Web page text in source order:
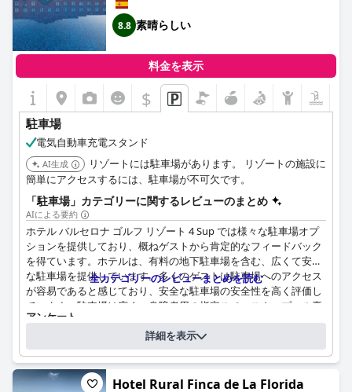
8.8 素晴らしい
料金を表示
$
駐車場
電気自動車充電スタンド
AI生成
リゾートには駐車場があります。 リゾートの施設に
簡単にアクセスするには、駐車場が不可欠です。
「駐車場」カテゴリーに関するレビューのまとめ
AIによる要約
ホテル バルセロナ ゴルフ リゾート 4 Sup では様々な駐車場オプ
ションを提供しており、概ねゲストから肯定的なフィードバック
を得ています。ホテルは、有料の地下駐車場を含む、広くて安全
な駐車場を提供しています。多くのゲストは駐車場へのアクセス
が容易であると感じており、安全な駐車場の安全性を高く評価し
ています。駐車場は広く、身障者用の指定スペースや、プール裏
に便利な駐車場があります。
駐車料金を節約したい方には、様々な無料の駐車場オプションが
あります。ゲストは、ホテルの正面と通り沿いに無料の駐車スペ
ースがあることを指摘しています。近くに無料の駐車スポットを
全カテゴリーのレビューまとめを読む
アンケート
上記の質問にホテルが回答されました
駐車スペースの位置：
地下で.
駐車の料金 一泊あたりの料金: € 10,50€
詳細を表示
Hotel Rural Finca de La Florida